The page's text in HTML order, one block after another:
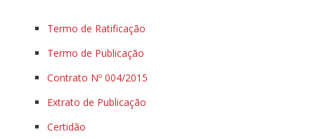
Termo de Ratificação
Termo de Publicação
Contrato Nº 004/2015
Extrato de Publicação
Certidão